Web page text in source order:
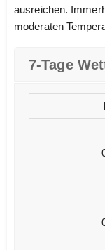
ausreichen.
moderaten
7-Tage